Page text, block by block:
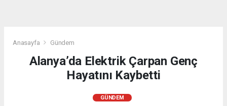
Anasayfa Gündem
Alanya’da Elektrik Çarpan Genç
Hayatını Kaybetti
GÜNDEM